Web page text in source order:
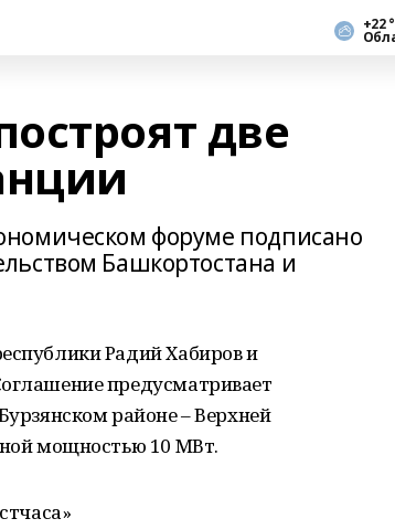
+22
две
форуме подписано
Башкортостана и
Радий Хабиров и
предусматривает
районе – Верхней
мощностью 10 МВт.